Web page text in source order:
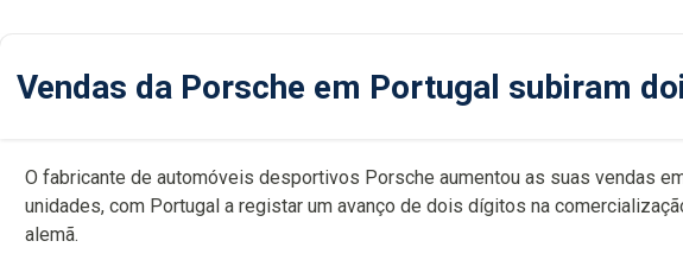
Vendas da Porsche em Portugal subiram
O fabricante de automóveis desportivos Porsche aumentou as suas vendas
unidades, com Portugal a registar um avanço de dois dígitos na
alemã.